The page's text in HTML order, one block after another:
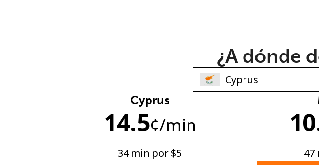
Mínimo 8 caracteres
Una letra mayúscula
Un caracter especial
¿A dónde
Cyprus
14.5¢/min
34 min por ⁦$5⁩ 47